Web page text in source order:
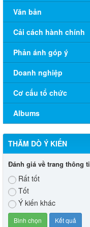
Văn bản
Cải cách hành chính
Phản ánh góp ý
Doanh nghiệp
Cơ cấu tổ chức
Albums
THĂM DÒ Ý KIẾN
Đánh giá về trang thông
Rất tốt
Tốt
Ý kiến khác